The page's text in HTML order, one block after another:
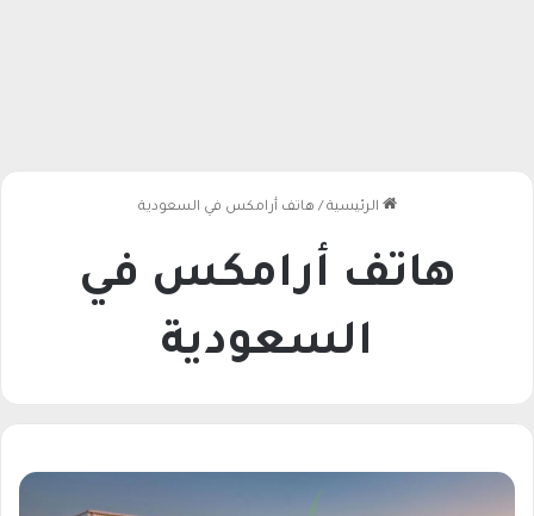
الرئيسية / هاتف أرامكس في السعودية
هاتف أرامكس في
السعودية